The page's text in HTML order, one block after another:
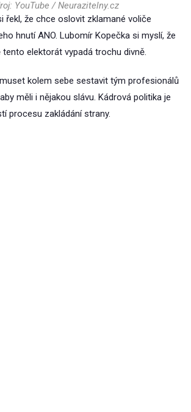
YouTube / Neurazitelny.cz
řekl, že chce oslovit zklamané voliče
hnutí ANO. Lubomír Kopečka si myslí, že
elektorát vypadá trochu divně.
kolem sebe sestavit tým profesionálů
měli i nějakou slávu. Kádrová politika je
procesu zakládání strany.